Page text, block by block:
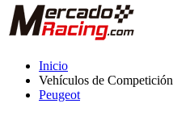
Inicio
Vehículos de Competición
Peugeot